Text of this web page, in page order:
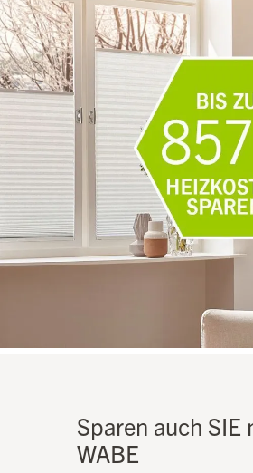
Sparen auch SIE
WABE